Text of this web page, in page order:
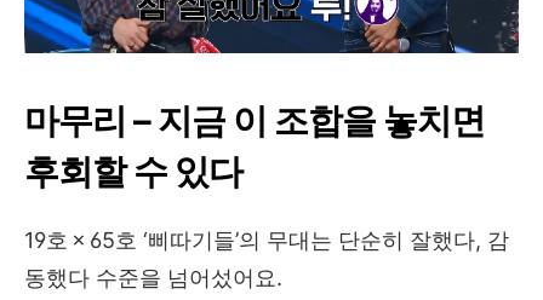
마무리 – 지금 이 조합을 놓치면
후회할 수 있다
19호 × 65호 ‘삐따기들’의 무대는 단순히 잘했다, 감
동했다 수준을 넘어섰어요.